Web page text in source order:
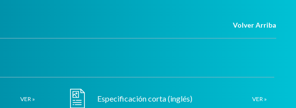
Volver Arriba
VER » Especificación corta (inglés) VER »